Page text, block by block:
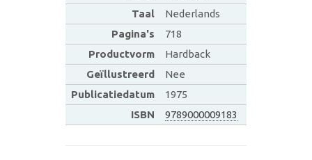
Taal
Nederlands
Pagina's
718
Productvorm
Hardback
Geïllustreerd
Nee
Publicatiedatum
1975
ISBN
9789000009183